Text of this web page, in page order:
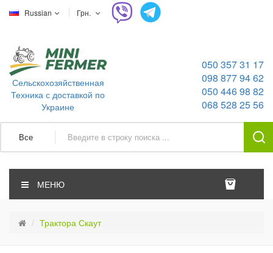
Russian Грн.
Сельскохозяйственная
Техника с доставкой по
Украине
050 357 31 17
098 877 94 62
050 446 98 82
068 528 25 56
Все
МЕНЮ
Трактора Скаут